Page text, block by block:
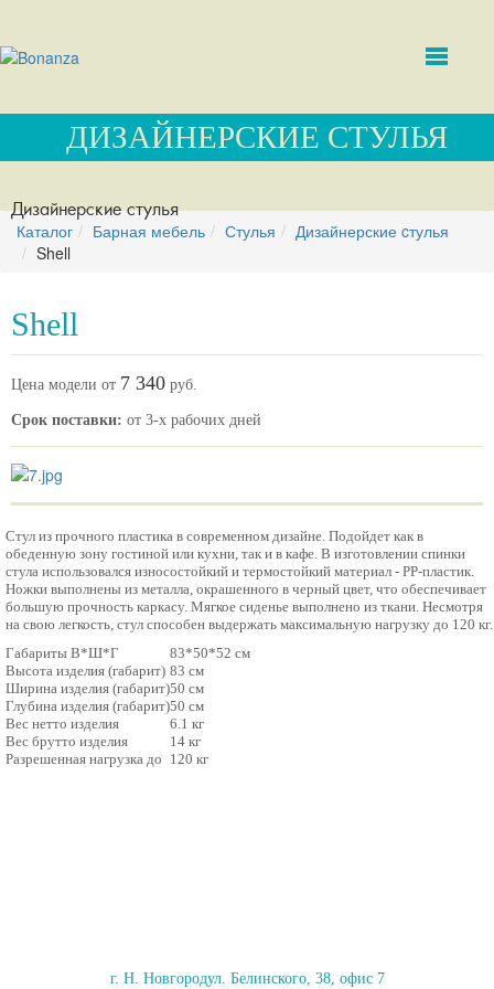
ДИЗАЙНЕРСКИЕ CТУЛЬЯ
Дизайнерские cтулья
Каталог Барная мебель Стулья
Дизайнерские cтулья
Shell
Shell
Цена модели от 7 340 руб.
Срок поставки: от 3-х рабочих дней
Стул из прочного пластика в современном дизайне. Подойдет как в
обеденную зону гостиной или кухни, так и в кафе. В изготовлении спинки
стула использовался износостойкий и термостойкий материал - PP-пластик.
Ножки выполнены из металла, окрашенного в черный цвет, что обеспечивает
большую прочность каркасу. Мягкое сиденье выполнено из ткани. Несмотря
на свою легкость, стул способен выдержать максимальную нагрузку до 120 кг.
Габариты В*Ш*Г
83*50*52 см
Высота изделия (габарит) 83 см
Ширина изделия (габарит)50 см
Глубина изделия (габарит)50 см
Вес нетто изделия
6.1 кг
Вес брутто изделия
14 кг
Разрешенная нагрузка до 120 кг
г. Н. Новгородул. Белинского, 38, офис 7